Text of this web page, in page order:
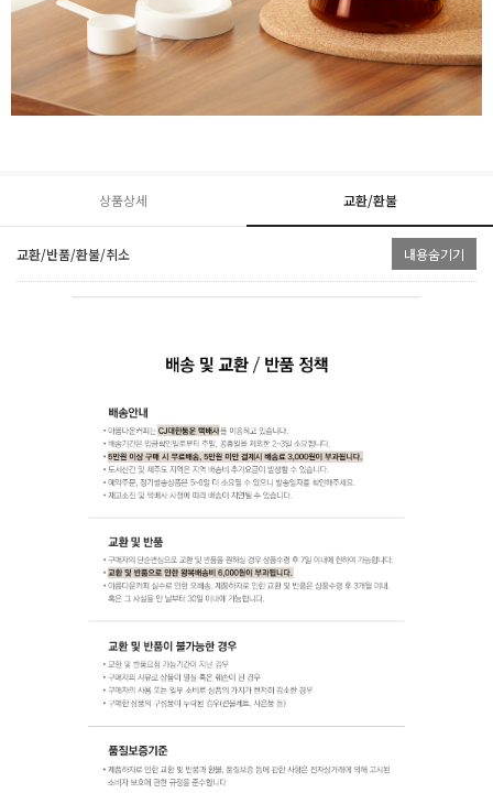
상품상세 교환/환불
교환/반품/환불/취소 내용숨기기